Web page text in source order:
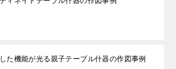
た機能が光る親子テーブル什器の作図事例